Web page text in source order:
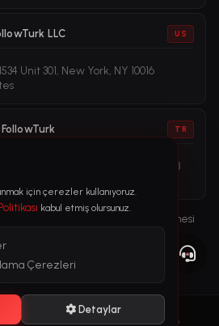
LLC US
Unit 301, New York, NY 10016
FollowTurk TR
Towers No: 39 İç Kapı No: 3408
Abonelik Sözleşmesi
ile Mücadele (AML) Politikası
için çerezler kullanıyoruz.
kabul etmiş olursunuz.
Çerezleri
Detaylar